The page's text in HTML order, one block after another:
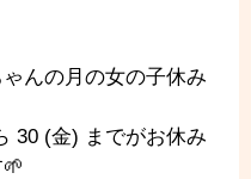
んの月の女の子休み
30 (金) までがお休み